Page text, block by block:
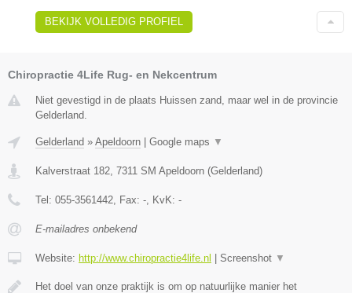
BEKIJK VOLLEDIG PROFIEL
Chiropractie 4Life Rug- en Nekcentrum
Niet gevestigd in de plaats Huissen zand, maar wel in de provincie
Gelderland.
Gelderland » Apeldoorn Google maps ▼
Kalverstraat 182 7311 SM Apeldoorn (Gelderland)
Tel: 055-3561442 , Fax: - , KvK: -
E-mailadres onbekend
Website: http://www.chiropractie4life.nl Screenshot ▼
Het doel van onze praktijk is om op natuurlijke manier het